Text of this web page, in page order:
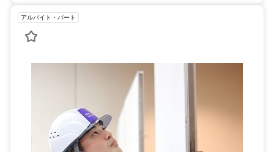
アルバイト・パート